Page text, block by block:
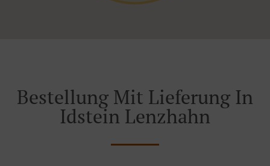
Bestellung Mit Lieferung In
Idstein Lenzhahn